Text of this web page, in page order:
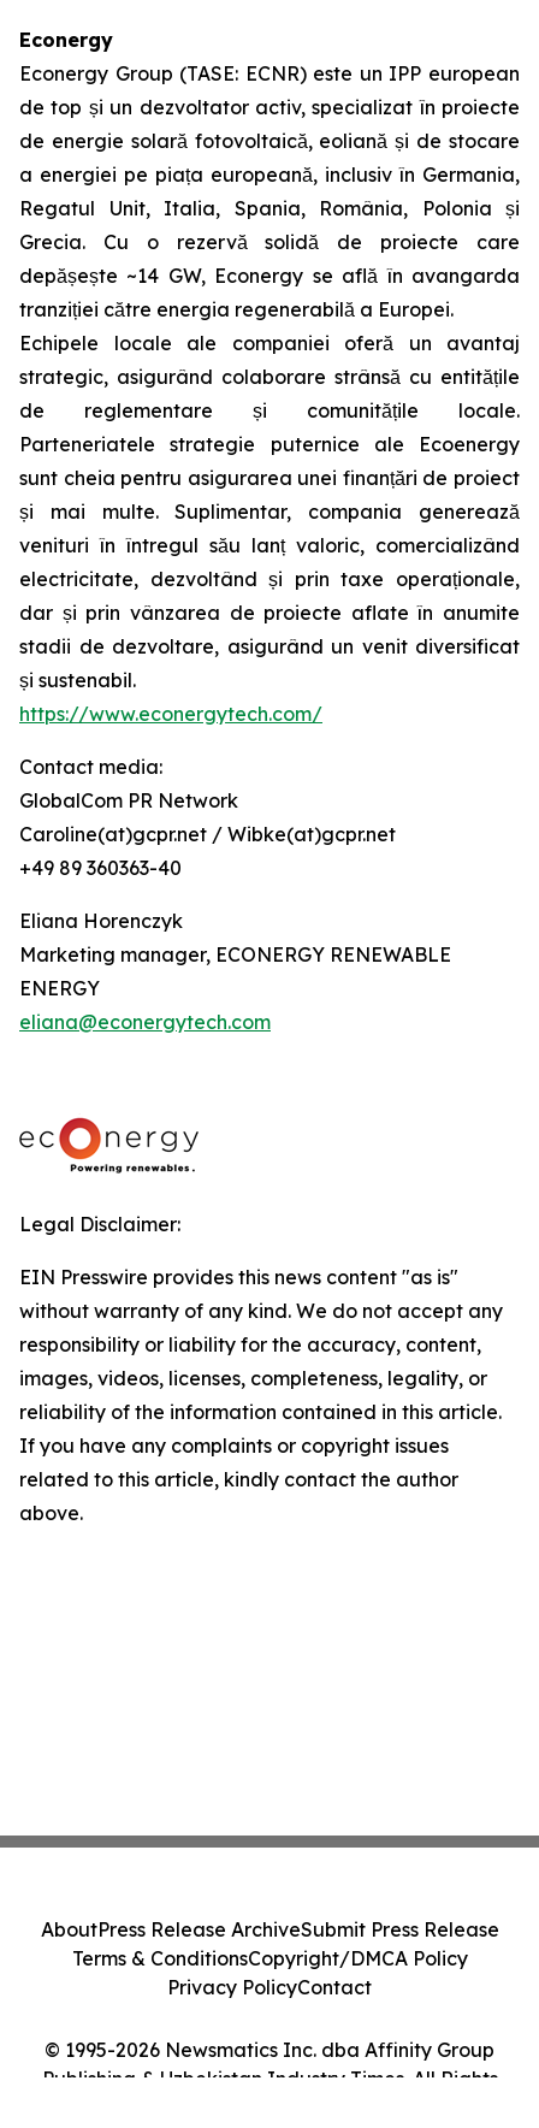
Econergy
Econergy Group (TASE: ECNR) este un IPP european
de top și un dezvoltator activ, specializat în proiecte
de energie solară fotovoltaică, eoliană și de stocare
a energiei pe piața europeană, inclusiv în Germania,
Regatul Unit, Italia, Spania, România, Polonia și
Grecia. Cu o rezervă solidă de proiecte care
depășește ~14 GW, Econergy se află în avangarda
tranziției către energia regenerabilă a Europei.
Echipele locale ale companiei oferă un avantaj
strategic, asigurând colaborare strânsă cu entitățile
de reglementare și comunitățile locale.
Parteneriatele strategie puternice ale Ecoenergy
sunt cheia pentru asigurarea unei finanțări de proiect
și mai multe. Suplimentar, compania generează
venituri în întregul său lanț valoric, comercializând
electricitate, dezvoltând și prin taxe operaționale,
dar și prin vânzarea de proiecte aflate în anumite
stadii de dezvoltare, asigurând un venit diversificat
și sustenabil.
https://www.econergytech.com/
Contact media:
GlobalCom PR Network
Caroline(at)gcpr.net / Wibke(at)gcpr.net
+49 89 360363-40
Eliana Horenczyk
Marketing manager, ECONERGY RENEWABLE
ENERGY
eliana@econergytech.com
Legal Disclaimer:
EIN Presswire provides this news content "as is"
without warranty of any kind. We do not accept any
responsibility or liability for the accuracy, content,
images, videos, licenses, completeness, legality, or
reliability of the information contained in this article.
If you have any complaints or copyright issues
related to this article, kindly contact the author
above.
© 1995-2026 Newsmatics Inc. dba Affinity Group
Publishing & Uzbekistan Industry Times. All Rights
AboutPress Release ArchiveSubmit Press Release
Terms & ConditionsCopyright/DMCA Policy
Privacy PolicyContact